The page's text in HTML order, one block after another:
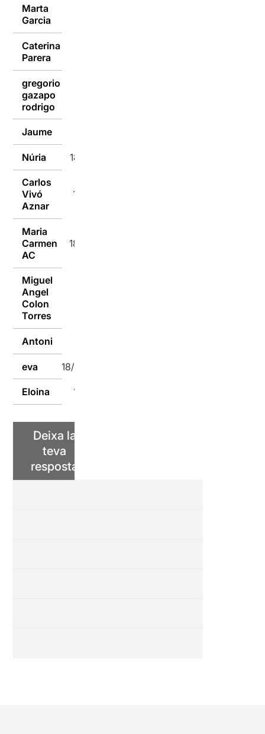
Marta
Garcia
Caterina
Parera
gregorio
gazapo
rodrigo
Jaume
Núria 18/05/2019
Carlos
Vivó
Aznar
18/05/2019
Maria
Carmen
AC
18/05/2019
Miguel
Angel
Colon
Torres
Antoni
eva 18/05/2019
Eloina 18/05/2019
Deixa la
teva
resposta